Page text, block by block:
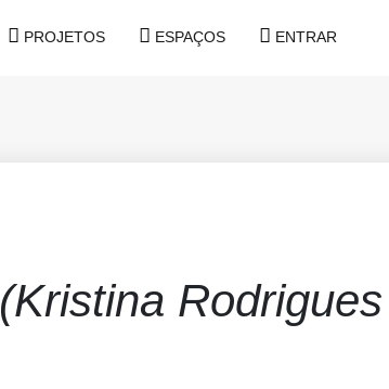
PROJETOS ESPAÇOS ENTRAR
(Kristina